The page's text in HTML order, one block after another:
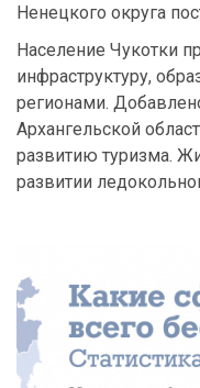
Ненецкого округа
Население Чукотки
инфраструктуру,
регионами.
Архангельской
развитию туризма.
развитии